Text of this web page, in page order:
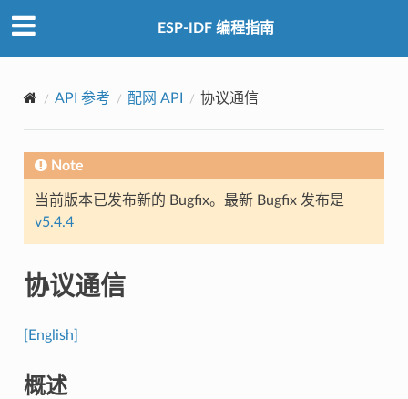
ESP-IDF 编程指南
API 参考 配网 API 协议通信
Note
当前版本已发布新的 Bugfix。最新 Bugfix 发布是
v5.4.4
协议通信
[English]
概述